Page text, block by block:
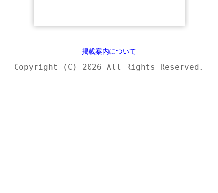
掲載案内について
Copyright (C) 2026 All Rights Reserved.